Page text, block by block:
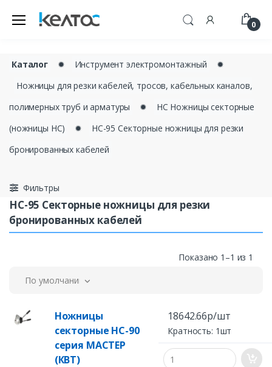
0
Каталог ✹ Инструмент электромонтажный
✹
Ножницы для резки кабелей, тросов, кабельных каналов,
полимерных труб и арматуры
✹
НС Ножницы секторные
(ножницы НС)
✹
НС-95 Секторные ножницы для резки
бронированных кабелей
Фильтры
НС-95 Секторные ножницы для резки
бронированных кабелей
Показано 1–1 из 1
По умолчанию
Ножницы
секторные НС-90
серия МАСТЕР
(КВТ)
18642.66р/шт
Кратность: 1шт